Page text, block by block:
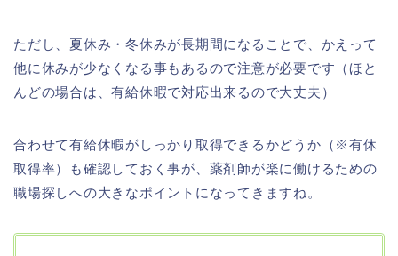
ただし、夏休み・冬休みが長期間になることで、かえって
他に休みが少なくなる事もあるので注意が必要です（ほと
んどの場合は、有給休暇で対応出来るので大丈夫）
合わせて有給休暇がしっかり取得できるかどうか（※有休
取得率）も確認しておく事が、薬剤師が楽に働けるための
職場探しへの大きなポイントになってきますね。